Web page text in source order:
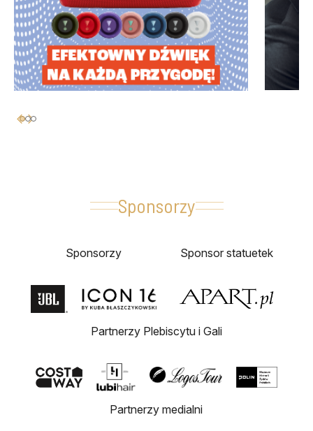
Sponsorzy
Sponsorzy Sponsor statuetek
Partnerzy Plebiscytu i Gali
Partnerzy medialni